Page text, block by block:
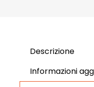
Descrizione
Informazioni